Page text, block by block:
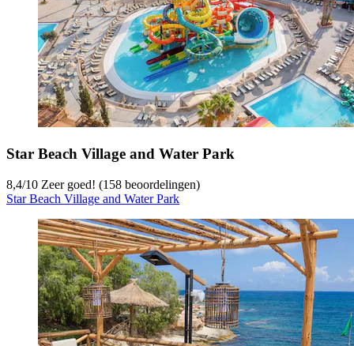
Star Beach Village and Water Park
8,4/10 Zeer goed! (158 beoordelingen)
Star Beach Village and Water Park